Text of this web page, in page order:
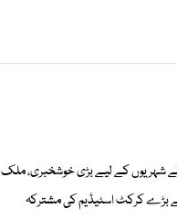
کے شہریوں کے لیے بڑی خوشخبری، ملک
کرکٹ اسٹیڈیم کی مشترکہ